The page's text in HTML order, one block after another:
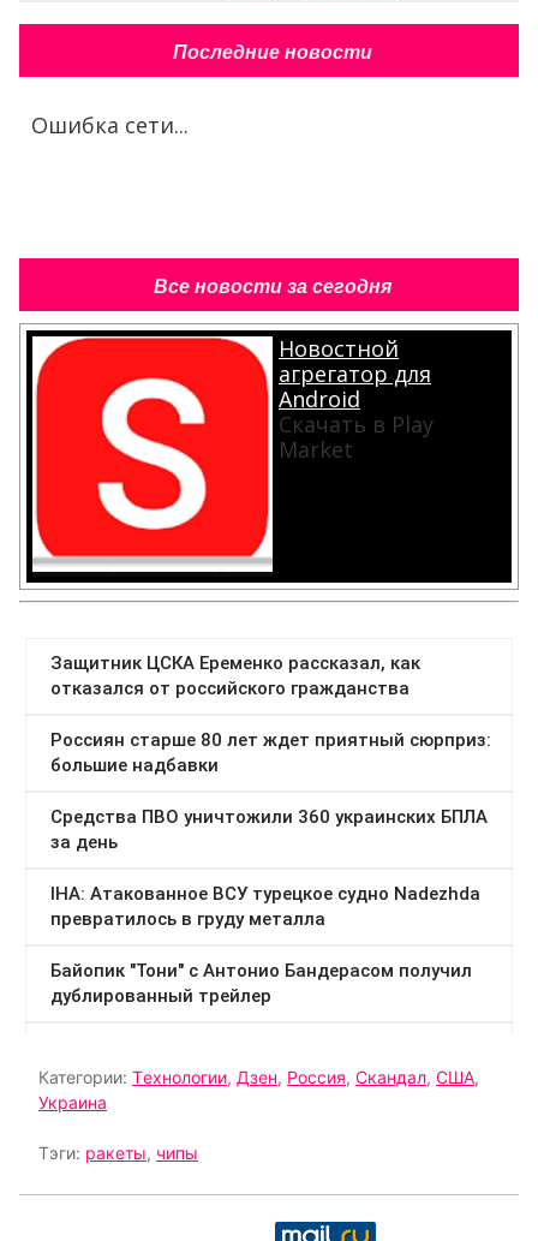
Последние новости
Ошибка сети...
Все новости за сегодня
Новостной
агрегатор для
Android
Скачать в Play
Market
Категории: Tехнологии, Дзен, Россия, Скандал, США,
Украина
Тэги: ракеты, чипы